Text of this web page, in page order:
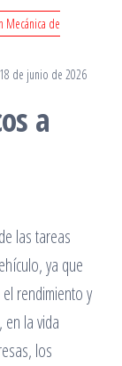
Mecánica de
18 de junio de 2026
a
las tareas
ya que
rendimiento y
en la vida
los